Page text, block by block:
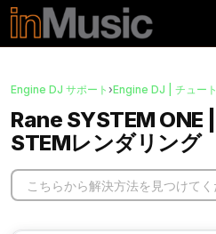
メインコンテンツに移動
Engine DJ サポート ›Engine DJ | チュー
Rane SYSTEM ONE
STEMレンダリング